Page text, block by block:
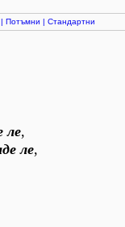
| Потъмни | Стандартни
ле,
ле,